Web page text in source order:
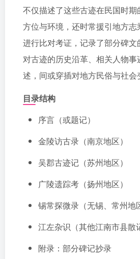
不仅描述了这些古迹在民国时
方位与环境，还时常援引地方
进行比对考证，记录了部分碑
对古迹的历史沿革、相关人物
述，间或穿插对地方民俗与社会
目录结构
序言（或题记）
金陵访古录（南京地区）
吴郡古迹记（苏州地区）
广陵遗踪考（扬州地区）
锡常探微录（无锡、常州地
江左杂识（其他江南市县散
附录：部分碑记抄录